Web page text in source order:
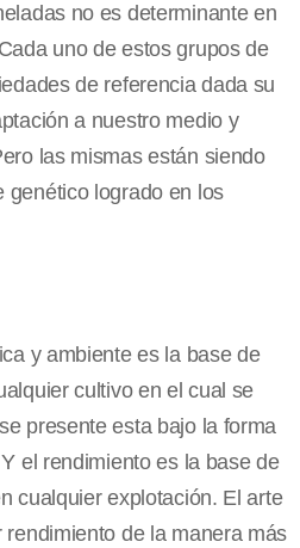
no es determinante en
uno de estos grupos de
de referencia dada su
a nuestro medio y
las mismas están siendo
genético logrado en los
y ambiente es la base de
cultivo en el cual se
presente esta bajo la forma
el rendimiento es la base de
cualquier explotación. El arte
de la manera más